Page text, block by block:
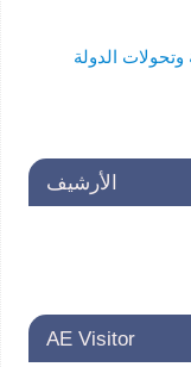
الدولة
الأرشيف
AE Visitor